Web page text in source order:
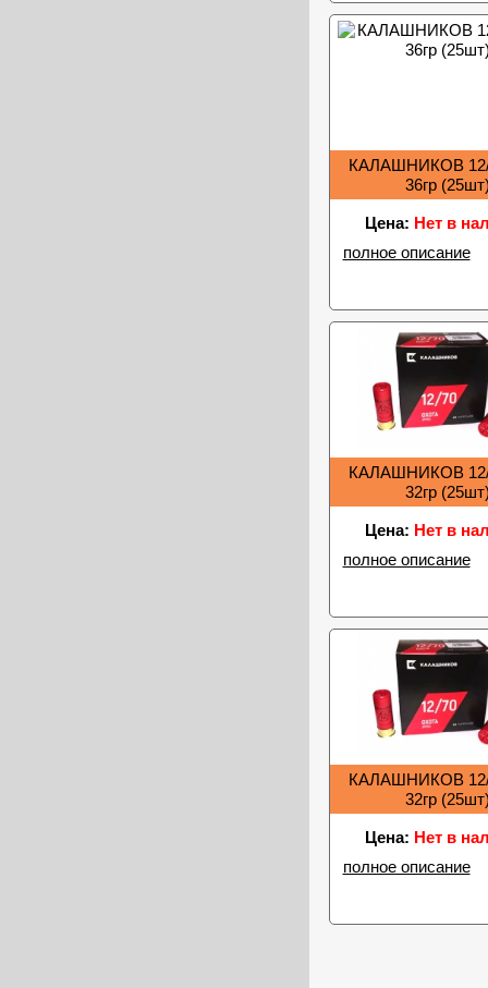
КАЛАШНИКОВ
36гр
Цена: Нет в
полное описание
КАЛАШНИКОВ
32гр
Цена: Нет в
полное описание
КАЛАШНИКОВ
32гр
Цена: Нет в
полное описание